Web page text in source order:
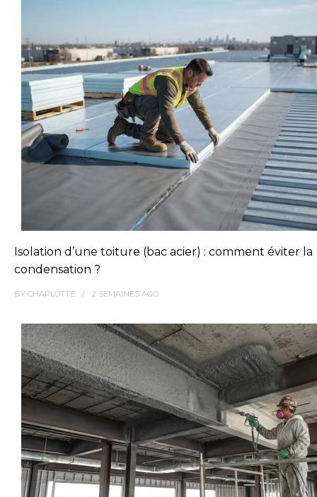
Isolation d’une toiture (bac acier) : comment éviter la
condensation ?
BY CHARLOTTE 2 SEMAINES AGO